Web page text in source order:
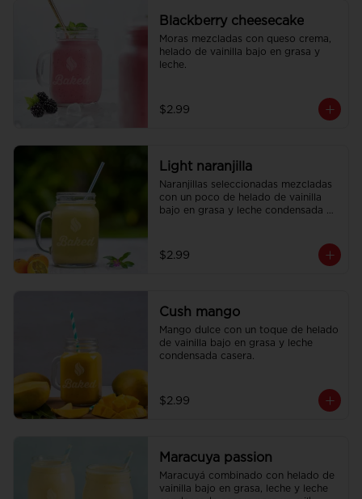
Blackberry cheesecake
Moras mezcladas con queso crema,
helado de vainilla bajo en grasa y
leche.
$2.99
Light naranjilla
Naranjillas seleccionadas mezcladas
con un poco de helado de vainilla
bajo en grasa y leche condensada
$2.99
Cush mango
Mango dulce con un toque de helado
de vainilla bajo en grasa y leche
condensada casera.
$2.99
Maracuya passion
Maracuyá combinado con helado de
vainilla bajo en grasa, leche y leche